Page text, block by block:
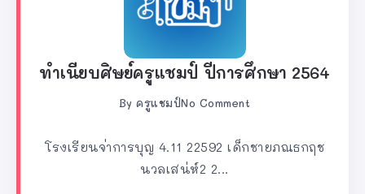
ทำเนียบศิษย์ครูแชมป์ ปีการศึกษา 2564
By ครูแชมป์No Comment
โรงเรียนจ่าการบุญ 4.11 22592 เด็กชายภณธกฤช
นวลเสน่ห์2 2...